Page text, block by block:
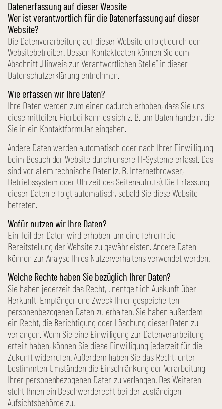
Datenerfassung auf dieser Website
Wer ist verantwortlich für die Datenerfassung auf dieser
Website?
Die Datenverarbeitung auf dieser Website erfolgt durch den
Website­betreiber. Dessen Kontaktdaten können Sie dem
Abschnitt „Hinweis zur Verantwortlichen Stelle“ in dieser
Datenschutz­erklärung entnehmen.
Wie erfassen wir Ihre Daten?
Ihre Daten werden zum einen dadurch erhoben, dass Sie uns
diese mitteilen. Hierbei kann es sich z. B. um Daten handeln, die
Sie in ein Kontaktformular eingeben.
Andere Daten werden automatisch oder nach Ihrer Einwilligung
beim Besuch der Website durch unsere IT-Systeme erfasst. Das
sind vor allem technische Daten (z. B. Internetbrowser,
Betriebssystem oder Uhrzeit des Seitenaufrufs). Die Erfassung
dieser Daten erfolgt automatisch, sobald Sie diese Website
betreten.
Wofür nutzen wir Ihre Daten?
Ein Teil der Daten wird erhoben, um eine fehlerfreie
Bereitstellung der Website zu gewährleisten. Andere Daten
können zur Analyse Ihres Nutzerverhaltens verwendet werden.
Welche Rechte haben Sie bezüglich Ihrer Daten?
Sie haben jederzeit das Recht, unentgeltlich Auskunft über
Herkunft, Empfänger und Zweck Ihrer gespeicherten
personen­bezogenen Daten zu erhalten. Sie haben außerdem
ein Recht, die Berichtigung oder Löschung dieser Daten zu
verlangen. Wenn Sie eine Einwilligung zur Datenverarbeitung
erteilt haben, können Sie diese Einwilligung jederzeit für die
Zukunft widerrufen. Außerdem haben Sie das Recht, unter
bestimmten Umständen die Einschränkung der Verarbeitung
Ihrer personen­bezogenen Daten zu verlangen. Des Weiteren
steht Ihnen ein Beschwerderecht bei der zuständigen
Aufsichtsbehörde zu.